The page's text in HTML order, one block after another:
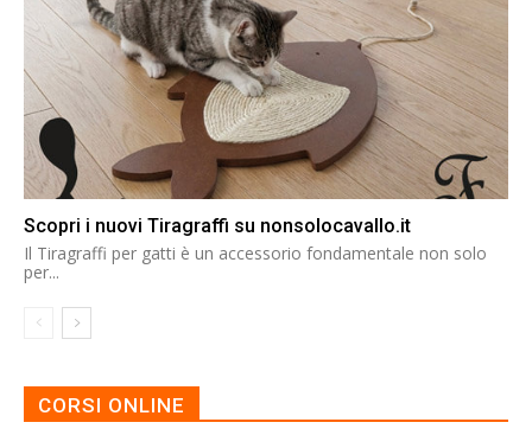
Scopri i nuovi Tiragraffi su nonsolocavallo.it
Il Tiragraffi per gatti è un accessorio fondamentale non solo
per...
CORSI ONLINE